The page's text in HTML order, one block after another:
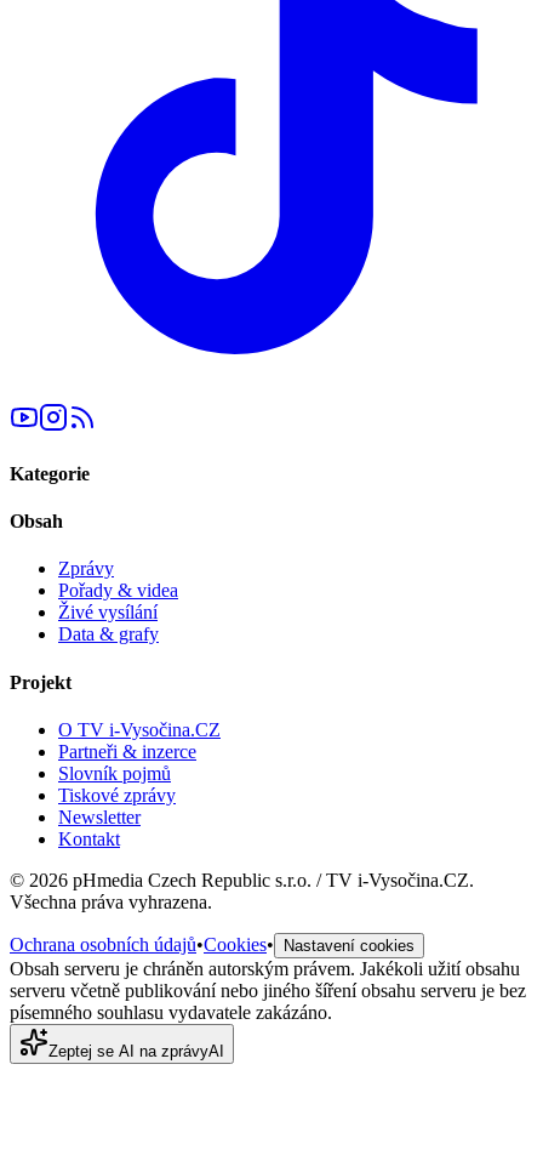
Kategorie
Obsah
Zprávy
Pořady & videa
Živé vysílání
Data & grafy
Projekt
O TV i-Vysočina.CZ
Partneři & inzerce
Slovník pojmů
Tiskové zprávy
Newsletter
Kontakt
© 2026 pHmedia Czech Republic s.r.o. / TV i-Vysočina.CZ.
Všechna práva vyhrazena.
Ochrana osobních údajů•Cookies• Nastavení cookies
Obsah serveru je chráněn autorským právem. Jakékoli užití obsahu
serveru včetně publikování nebo jiného šíření obsahu serveru je bez
písemného souhlasu vydavatele zakázáno.
Zeptej se AI na zprávyAI